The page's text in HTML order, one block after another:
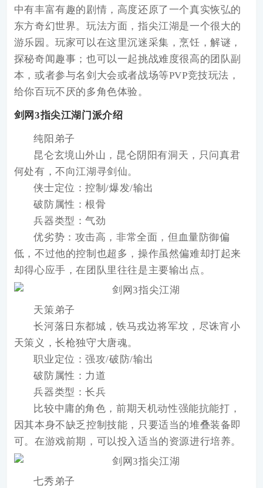
中有丰富有趣的剧情，高度还原了一个真实恢弘的
东方奇幻世界。玩法方面，指尖江湖是一个很大的
游乐园。玩家可以在这里沉迷采集，烹饪，解谜，
探秘奇闻趣事；也可以一起挑战难度很高的团队副
本，或者参与名剑大会或者战场等PVP竞技玩法，
给你百玩不厌的多角色体验。
剑网3指尖江湖门派介绍
纯阳弟子
昆仑玄境山外山，昆仑阴阳有洞天，只问真君
何处有，不向江湖寻剑仙。
侠士定位：控制/爆发/输出
破防属性：根骨
兵器类型：气劲
优劣势：攻击高，非常全面，但血量防御偏
低，不过他的控制也超多，操作虽然偏难却打起来
却得心应手，在团队里往往是主要输出点。
天策弟子
长河落日东都城，铁马戎边将军坟，尽诛宵小
天策义，长枪独守大唐魂。
职业定位：强攻/破防/输出
破防属性：力道
兵器类型：长兵
比较中庸的角色，前期天机动性强能抗能打，
因其本身不缺乏控制技能，只要适当的堆叠装备即
可。在游戏前期，可以投入适当的资源进行培养。
七秀弟子